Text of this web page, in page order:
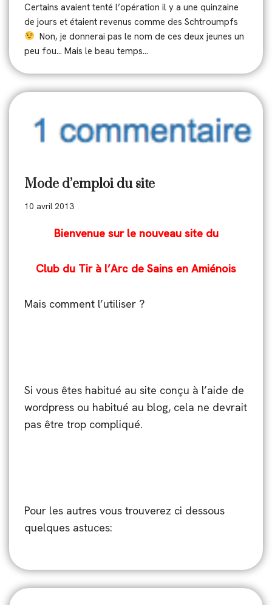
Certains avaient tenté l’opération il y a une quinzaine
de jours et étaient revenus comme des Schtroumpfs
Non, je donnerai pas le nom de ces deux jeunes un
peu fou… Mais le beau temps…
Mode d’emploi du site
10 avril 2013
Bienvenue sur le nouveau site du
Club du Tir à l’Arc de Sains en Amiénois
Mais comment l’utiliser ?
Si vous êtes habitué au site conçu à l’aide de
wordpress ou habitué au blog, cela ne devrait
pas être trop compliqué.
Pour les autres vous trouverez ci dessous
quelques astuces: